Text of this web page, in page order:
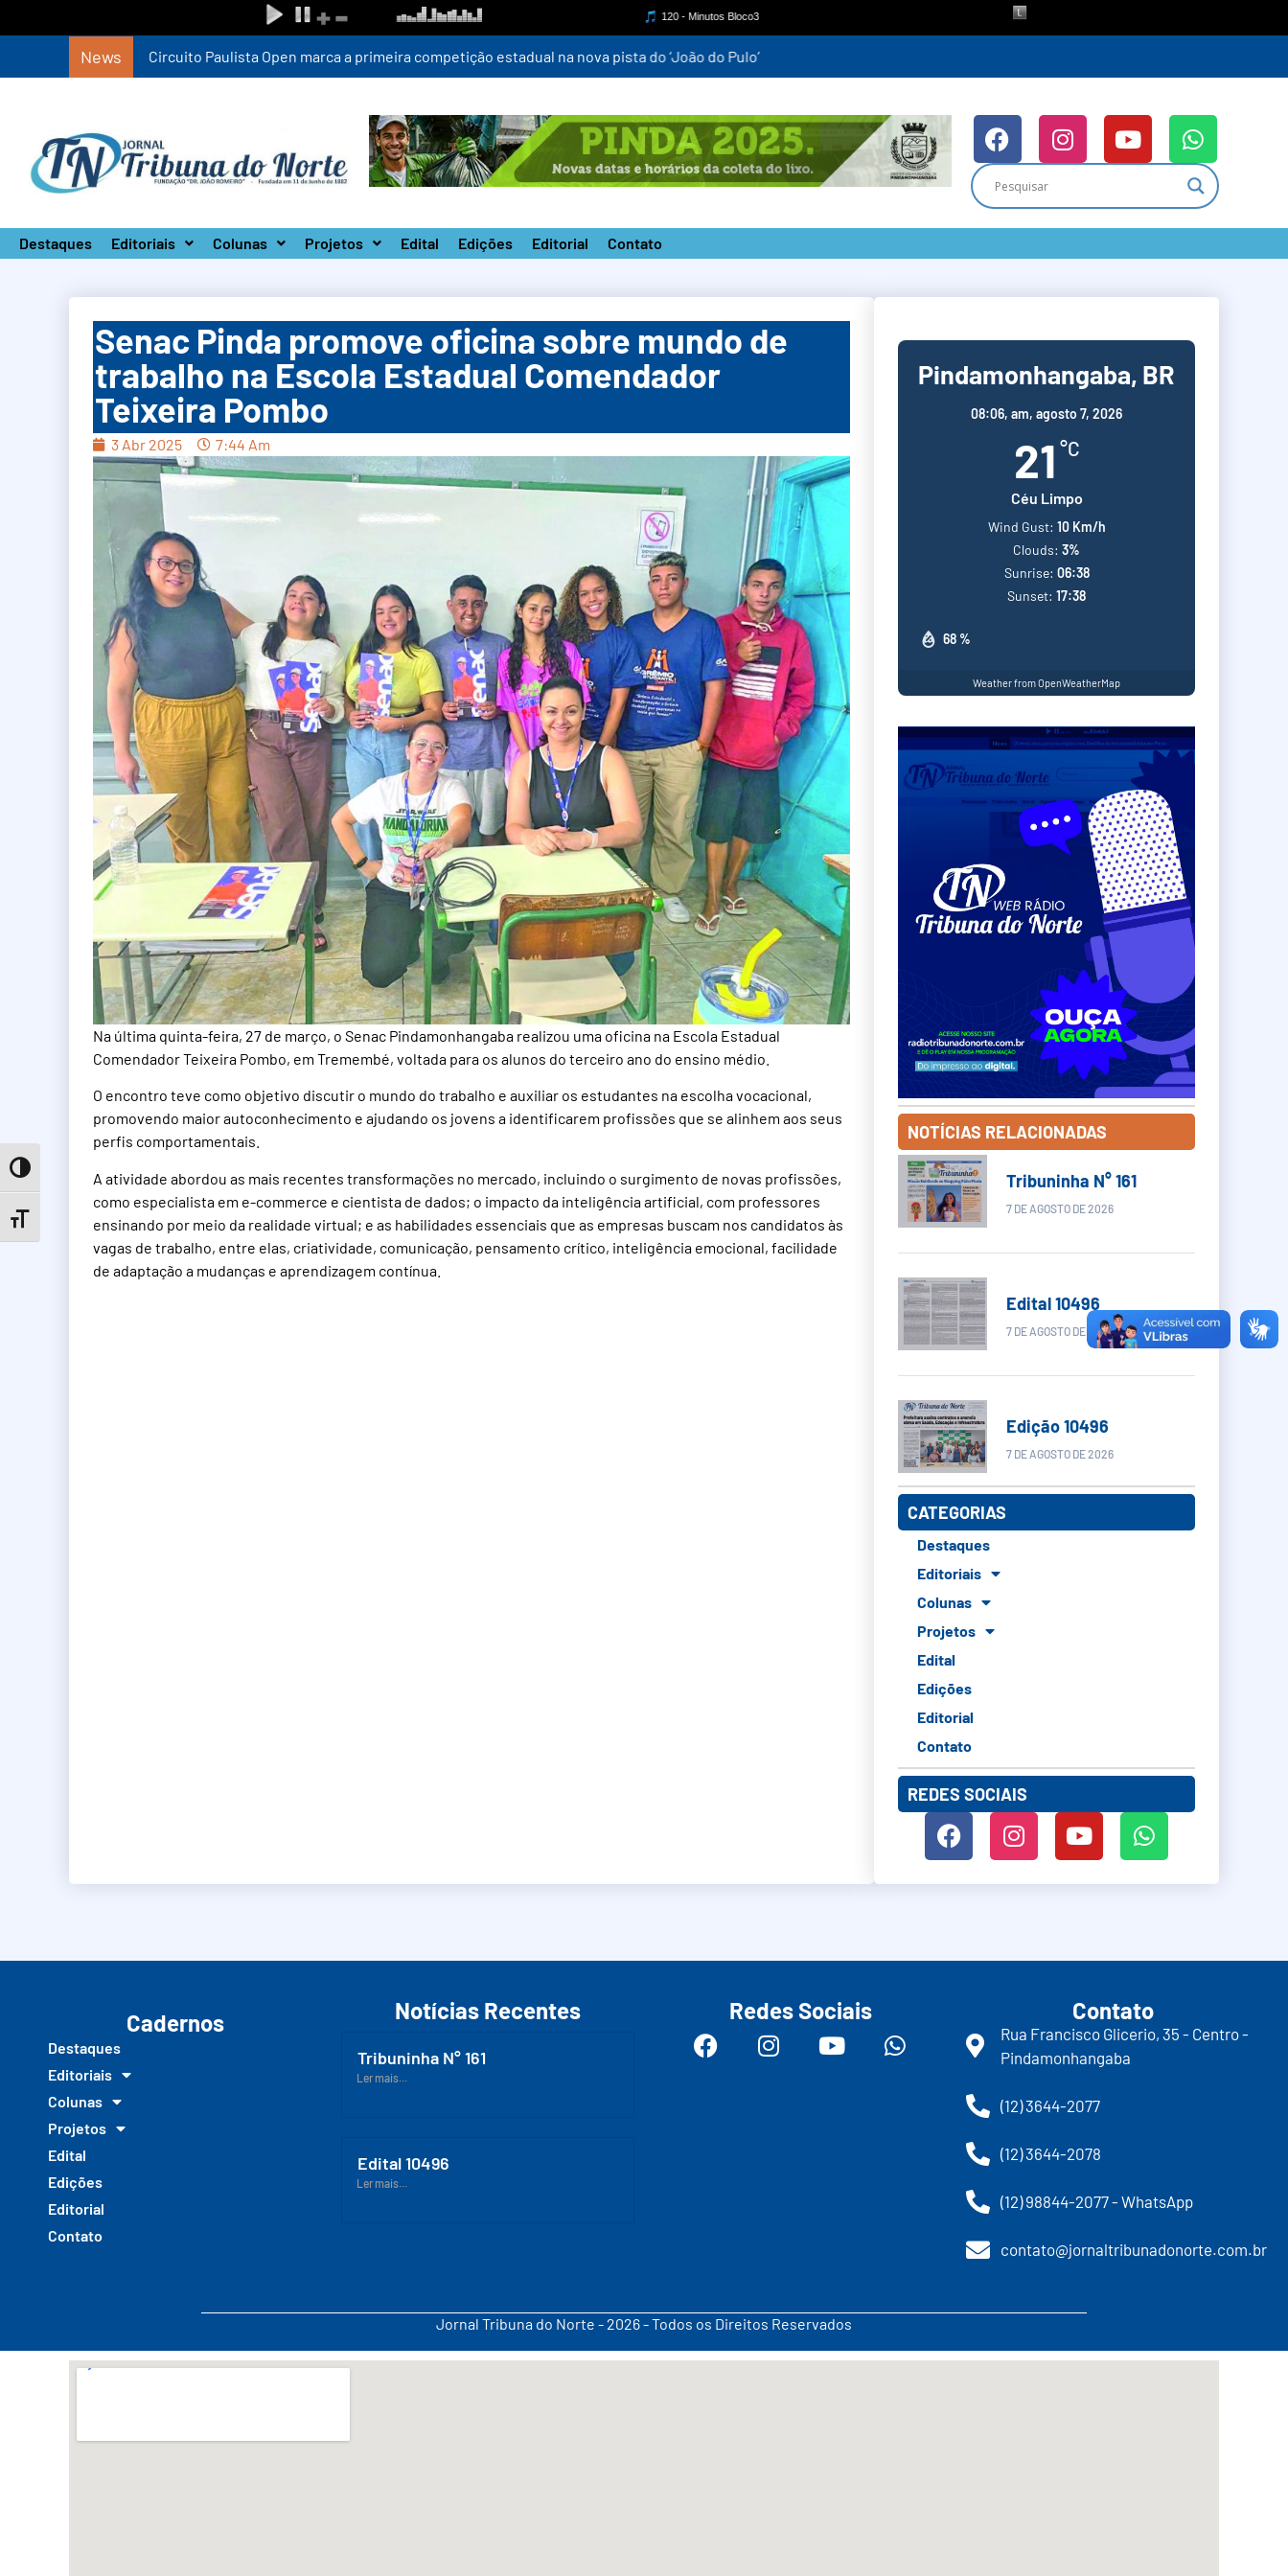
Toggle High Contrast
Toggle Font size
News Circuito Paulista Open marca a primeira competição estadual na nova pista do ‘João do Pulo’
Destaques Editoriais Colunas Projetos Edital Edições Editorial Contato
Senac Pinda promove oficina sobre mundo de
trabalho na Escola Estadual Comendador
Teixeira Pombo
3 Abr 2025 7:44 Am
Na última quinta-feira, 27 de março, o Senac Pindamonhangaba realizou uma oficina na Escola Estadual
Comendador Teixeira Pombo, em Tremembé, voltada para os alunos do terceiro ano do ensino médio.
O encontro teve como objetivo discutir o mundo do trabalho e auxiliar os estudantes na escolha vocacional,
promovendo maior autoconhecimento e ajudando os jovens a identificarem profissões que se alinhem aos seus
perfis comportamentais.
A atividade abordou as mais recentes transformações no mercado, incluindo o surgimento de novas profissões,
como especialista em e-commerce e cientista de dados; o impacto da inteligência artificial, com professores
ensinando por meio da realidade virtual; e as habilidades essenciais que as empresas buscam nos candidatos às
vagas de trabalho, entre elas, criatividade, comunicação, pensamento crítico, inteligência emocional, facilidade
de adaptação a mudanças e aprendizagem contínua.
Pindamonhangaba, BR
08:06, am, agosto 7, 2026
21 °C
Céu Limpo
68 %
Wind Gust: 10 Km/h
Clouds: 3%
Sunrise: 06:38
Sunset: 17:38
Weather from OpenWeatherMap
NOTÍCIAS RELACIONADAS
Tribuninha N° 161
7 DE AGOSTO DE 2026
Edital 10496
7 DE AGOSTO DE 2026
Edição 10496
7 DE AGOSTO DE 2026
CATEGORIAS
Destaques
Editoriais
Colunas
Projetos
Edital
Edições
Editorial
Contato
REDES SOCIAIS
Cadernos
Destaques
Editoriais
Colunas
Projetos
Edital
Edições
Editorial
Contato
Notícias Recentes
Tribuninha N° 161
Ler mais...
Edital 10496
Ler mais...
Redes Sociais Contato
Rua Francisco Glicerio, 35 - Centro -
Pindamonhangaba
(12) 3644-2077
(12) 3644-2078
(12) 98844-2077 - WhatsApp
contato@jornaltribunadonorte.com.br
Jornal Tribuna do Norte - 2026 - Todos os Direitos Reservados